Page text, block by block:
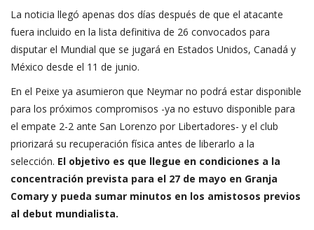
La noticia llegó apenas dos días después de que el atacante
fuera incluido en la lista definitiva de 26 convocados para
disputar el Mundial que se jugará en Estados Unidos, Canadá y
México desde el 11 de junio.
En el Peixe ya asumieron que Neymar no podrá estar disponible
para los próximos compromisos -ya no estuvo disponible para
el empate 2-2 ante San Lorenzo por Libertadores- y el club
priorizará su recuperación física antes de liberarlo a la
selección. El objetivo es que llegue en condiciones a la
concentración prevista para el 27 de mayo en Granja
Comary y pueda sumar minutos en los amistosos previos
al debut mundialista.